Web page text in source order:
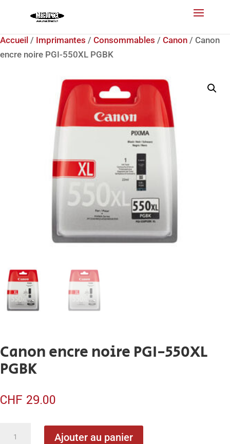
Accueil / Imprimantes / Consommables / Canon / Canon
encre noire PGI-550XL PGBK
Canon encre noire PGI-550XL
PGBK
CHF 29.00
Ajouter au panier